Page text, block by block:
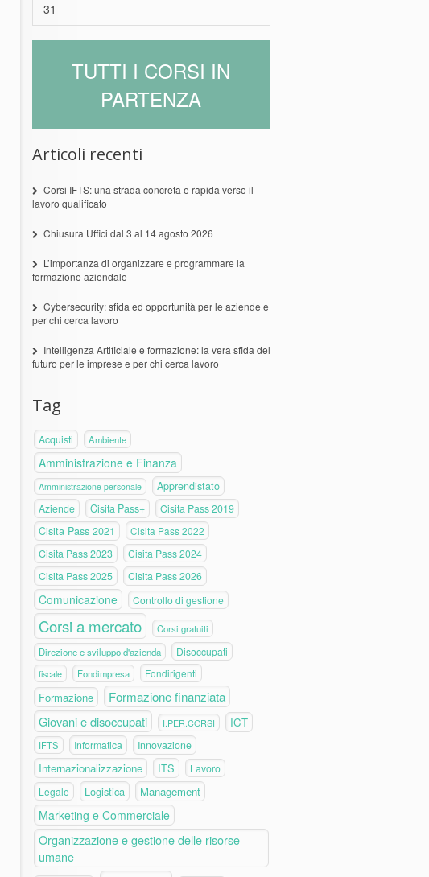
31
TUTTI I CORSI IN
PARTENZA
Articoli recenti
Corsi IFTS: una strada concreta e rapida verso il
lavoro qualificato
Chiusura Uffici dal 3 al 14 agosto 2026
L’importanza di organizzare e programmare la
formazione aziendale
Cybersecurity: sfida ed opportunità per le aziende e
per chi cerca lavoro
Intelligenza Artificiale e formazione: la vera sfida del
futuro per le imprese e per chi cerca lavoro
Tag
Acquisti Ambiente
Amministrazione e Finanza
Amministrazione personale
Apprendistato
Aziende
Cisita Pass+
Cisita Pass 2019
Cisita Pass 2021
Cisita Pass 2022
Cisita Pass 2023 Cisita Pass 2024
Cisita Pass 2025 Cisita Pass 2026
Comunicazione Controllo di gestione
Corsi a mercato
Corsi gratuiti
Direzione e sviluppo d'azienda
Disoccupati
fiscale Fondimpresa Fondirigenti
Formazione
Formazione finanziata
Giovani e disoccupati
I.PER.CORSI ICT
IFTS Informatica Innovazione
Internazionalizzazione ITS
Lavoro
Legale
Logistica Management
Marketing e Commerciale
Organizzazione e gestione delle risorse
umane